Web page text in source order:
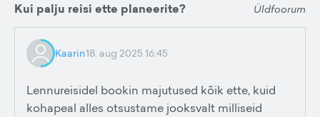
Kui palju reisi ette planeerite? Üldfoorum
Kaarin18. aug 2025 16:45
Lennureisidel bookin majutused kõik ette, kuid
kohapeal alles otsustame jooksvalt milliseid